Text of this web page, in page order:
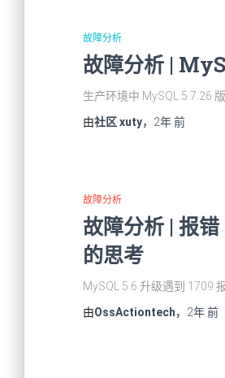
故障分析
故障分析 |
生产环境中 MySQL 5.7.26
由社区 xuty， 2年前
故障分析
故障分析 | 报
的思考
MySQL 5.6 升级遇到 1709
由OssActiontech， 2年前